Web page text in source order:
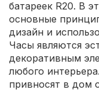
батареек R20. В
основные
дизайн и
Часы являются
декоративным
любого
привносят в дом